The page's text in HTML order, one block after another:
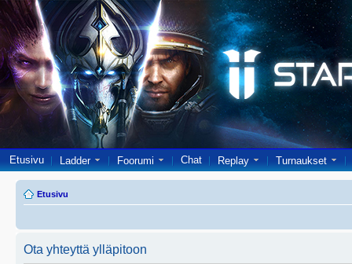
Etusivu Ladder Foorumi Chat Replay Turnaukset
Etusivu
Ota yhteyttä ylläpitoon